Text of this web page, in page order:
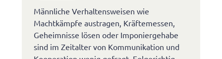
Männliche Verhaltensweisen wie
Machtkämpfe austragen, Kräftemessen,
Geheimnisse lösen oder Imponiergehabe
sind im Zeitalter von Kommunikation und